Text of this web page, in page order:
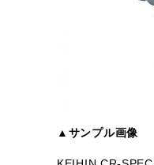
▲サンプル画像